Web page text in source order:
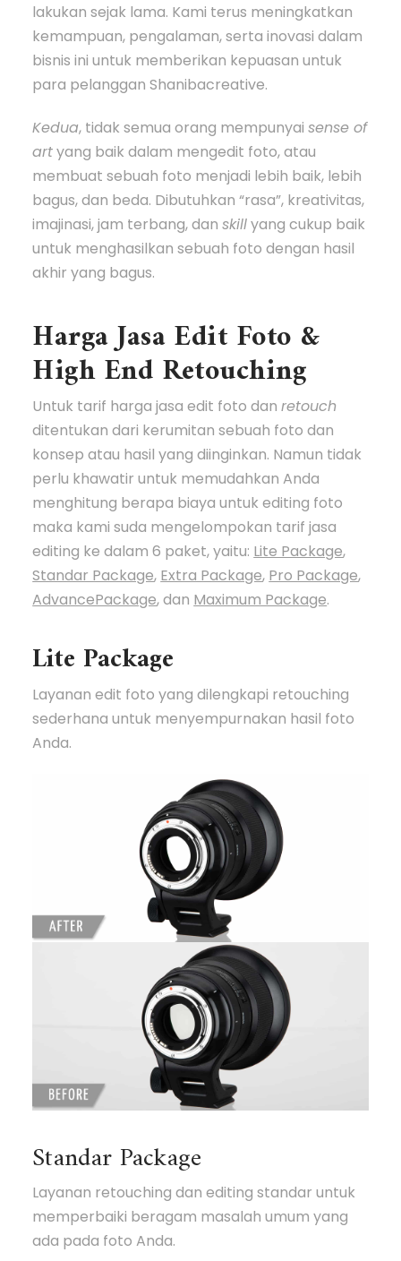
lakukan sejak lama. Kami terus meningkatkan
kemampuan, pengalaman, serta inovasi dalam
bisnis ini untuk memberikan kepuasan untuk
para pelanggan Shanibacreative.
Kedua, tidak semua orang mempunyaisense of
artyang baik dalam mengedit foto, atau
membuat sebuah foto menjadi lebih baik, lebih
bagus, dan beda. Dibutuhkan “rasa”, kreativitas,
imajinasi, jam terbang, danskillyang cukup baik
untuk menghasilkan sebuah foto dengan hasil
akhir yang bagus.
Harga Jasa Edit Foto &
High End Retouching
Untuk tarif harga jasa edit foto danretouch
ditentukan dari kerumitan sebuah foto dan
konsep atau hasil yang diinginkan. Namun tidak
perlu khawatir untuk memudahkan Anda
menghitung berapa biaya untuk editing foto
maka kami suda mengelompokan tarif jasa
editing ke dalam 6 paket, yaitu: Lite Package,
Standar Package, Extra Package, Pro Package,
AdvancePackage, dan Maximum Package.
Lite Package
Layanan edit foto yang dilengkapi retouching
sederhana untuk menyempurnakan hasil foto
Anda.
Standar Package
Layanan retouching dan editing standar untuk
memperbaiki beragam masalah umum yang
ada pada foto Anda.